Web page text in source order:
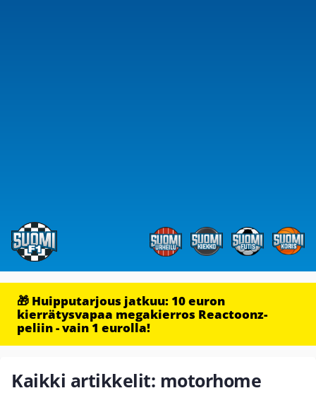
🎁 Huipputarjous jatkuu: 10 euron
kierrätysvapaa megakierros Reactoonz-
peliin - vain 1 eurolla!
Kaikki artikkelit: motorhome